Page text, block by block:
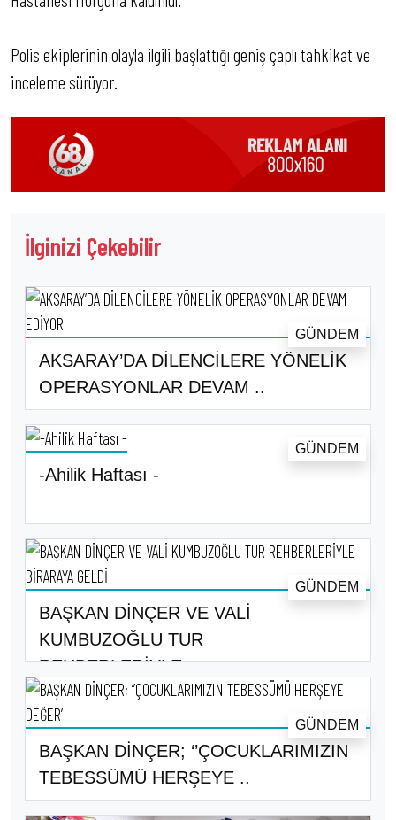
Polis ekiplerinin olayla ilgili başlattığı geniş çaplı tahkikat ve
inceleme sürüyor.
İlginizi Çekebilir
AKSARAY’DA DİLENCİLERE YÖNELİK
OPERASYONLAR DEVAM ..
GÜNDEM
-Ahilik Haftası -
GÜNDEM
BAŞKAN DİNÇER VE VALİ
KUMBUZOĞLU TUR
REHBERLERİYLE..
GÜNDEM
BAŞKAN DİNÇER; ‘’ÇOCUKLARIMIZIN
TEBESSÜMÜ HERŞEYE ..
GÜNDEM